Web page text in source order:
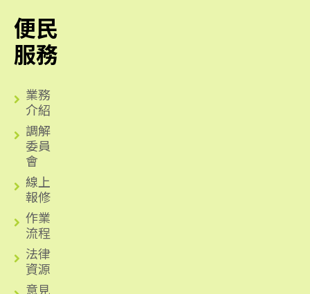
便民
服務
業務
介紹
調解
委員
會
線上
報修
作業
流程
法律
資源
意見